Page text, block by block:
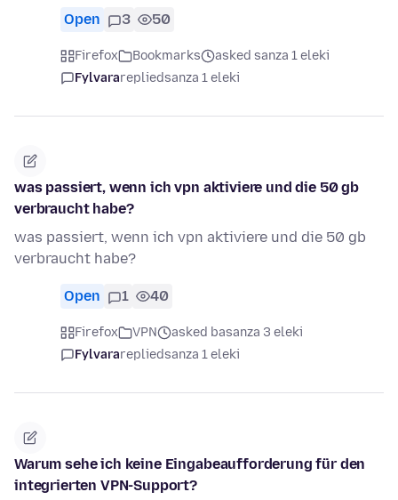
Open 3 50
Firefox Bookmarks
asked sanza 1 eleki
Fylvararepliedsanza 1 eleki
was passiert, wenn ich vpn aktiviere und die 50 gb
verbraucht habe?
was passiert, wenn ich vpn aktiviere und die 50 gb
verbraucht habe?
Open 1 40
Firefox VPN
asked basanza 3 eleki
Fylvararepliedsanza 1 eleki
Warum sehe ich keine Eingabeaufforderung für den
integrierten VPN-Support?